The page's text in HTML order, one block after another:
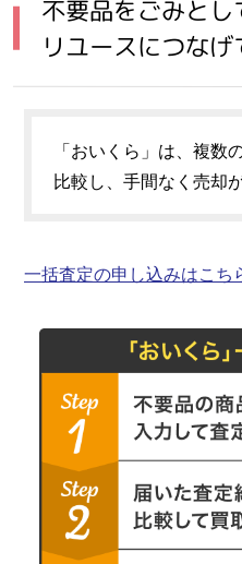
不要品をごみと
リユースにつな
「おいくら」は、複数
比較し、手間なく売却
一括査定の申し込みはこち